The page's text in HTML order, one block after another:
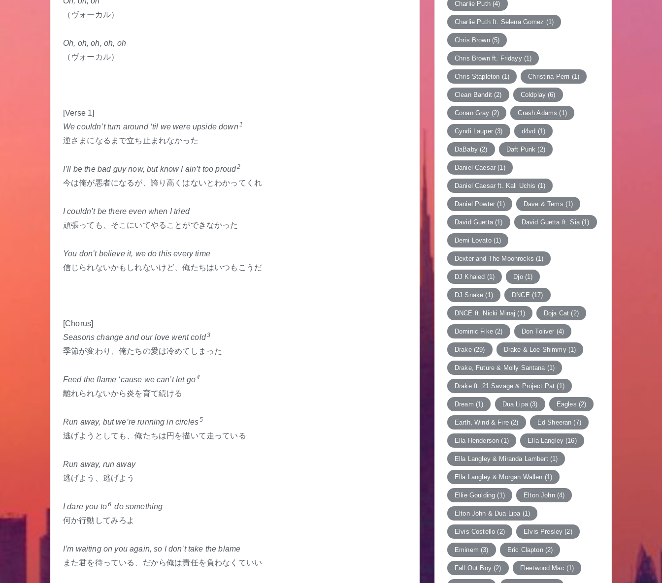
（ヴォーカル）
Oh, oh, oh, oh, oh
（ヴォーカル）
[Verse 1]
We couldn’t turn around ‘til we were upside down1
逆さまになるまで立ち止まれなかった
I’ll be the bad guy now, but know I ain’t too proud2
今は俺が悪者になるが、誇り高くはないとわかってくれ
I couldn’t be there even when I tried
頑張っても、そこにいてやることができなかった
You don’t believe it, we do this every time
信じられないかもしれないけど、俺たちはいつもこうだ
[Chorus]
Seasons change and our love went cold3
季節が変わり、俺たちの愛は冷めてしまった
Feed the flame ‘cause we can’t let go4
離れられないから炎を育て続ける
Run away, but we’re running in circles5
逃げようとしても、俺たちは円を描いて走っている
Run away, run away
逃げよう、逃げよう
I dare you to6 do something
何か行動してみろよ
I’m waiting on you again, so I don’t take the blame
また君を待っている、だから俺は責任を負わなくていい
Charlie Puth(4)
Charlie Puth ft. Selena Gomez (1)
Chris Brown(5)
Chris Brown ft. Fridayy(1)
Chris Stapleton (1) Christina Perri (1)
Clean Bandit(2) Coldplay (6)
Conan Gray (2) Crash Adams (1)
Cyndi Lauper(3) d4vd (1)
DaBaby(2) Daft Punk (2)
Daniel Caesar (1)
Daniel Caesar ft. Kali Uchis (1)
Daniel Powter (1) Dave & Tems (1)
David Guetta(1) David Guetta ft. Sia(1)
Demi Lovato(1)
Dexter and The Moonrocks (1)
DJ Khaled (1) Djo(1)
DJ Snake (1) DNCE (17)
DNCE ft. Nicki Minaj (1) Doja Cat (2)
Dominic Fike(2) Don Toliver (4)
Drake(29) Drake & Loe Shimmy(1)
Drake, Future & Molly Santana (1)
Drake ft. 21 Savage & Project Pat (1)
Dream (1) Dua Lipa(3) Eagles (2)
Earth, Wind & Fire(2) Ed Sheeran (7)
Ella Henderson (1) Ella Langley(16)
Ella Langley & Miranda Lambert(1)
Ella Langley & Morgan Wallen (1)
Ellie Goulding (1) Elton John(4)
Elton John & Dua Lipa (1)
Elvis Costello (2) Elvis Presley (2)
Eminem (3) Eric Clapton(2)
Fall Out Boy(2) Fleetwood Mac (1)